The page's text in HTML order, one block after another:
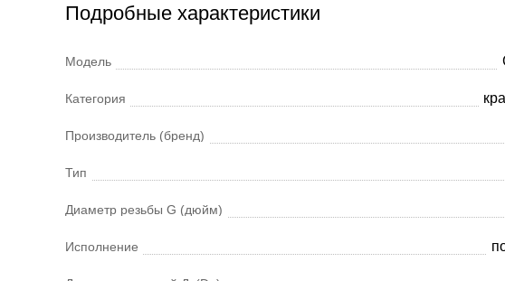
Подробные характеристики
Модель
Категория
Производитель (бренд)
Тип
Диаметр резьбы G (дюйм)
Исполнение